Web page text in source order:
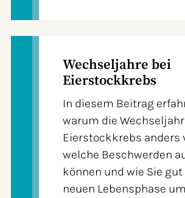
Wechseljahre bei
Eierstockkrebs
In diesem Beitrag
warum die
Eierstockkrebs anders
welche Beschwerden
können und wie Sie
neuen Lebensphase